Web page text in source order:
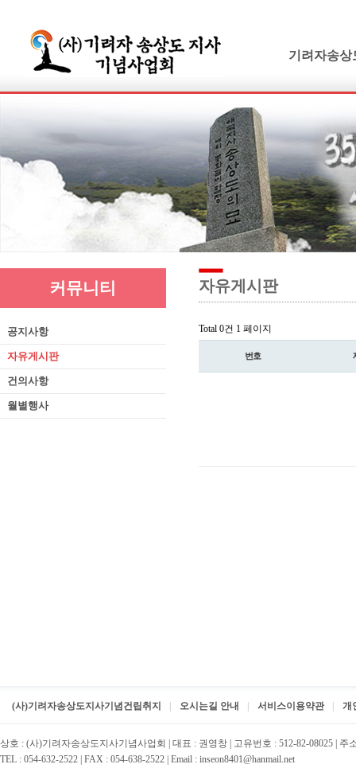
기려자송상
연보 및 가계
기려수필집
생애와사상
유묵과유품
연혁지
추모의글
커뮤니티
공지사항
자유게시판
건의사항
월별행사
자유게시판
Total 0건 1 페이지
번호
(사)기려자송상도지사기념건립취지 오시는길 안내 서비스이용약관 개
상호 : (사)기려자송상도지사기념사업회 | 대표 : 권영창 | 고유번호 : 512-82-08025 |
TEL : 054-632-2522 | FAX : 054-638-2522 | Email : inseon8401@hanmail.net